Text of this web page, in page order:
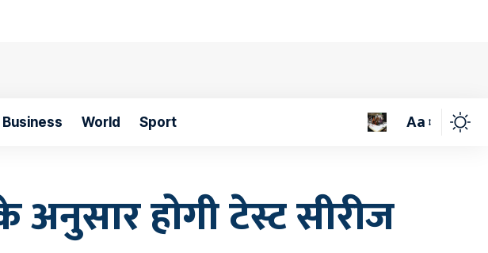
Business World Sport Aa
अनुसार होगी टेस्ट सीरीज